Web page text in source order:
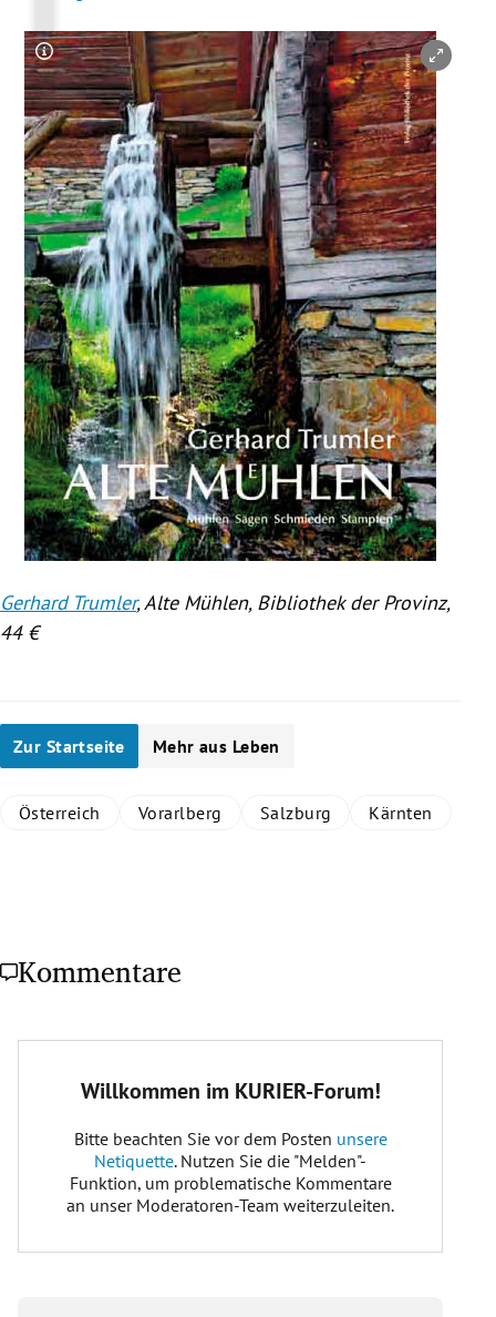
Copyright-Hinweis öffnen/schließen
Gerhard Trumler, Alte Mühlen, Bibliothek der Provinz,
44 €
Zur Startseite Mehr aus Leben
Österreich Vorarlberg Salzburg Kärnten
Kommentare